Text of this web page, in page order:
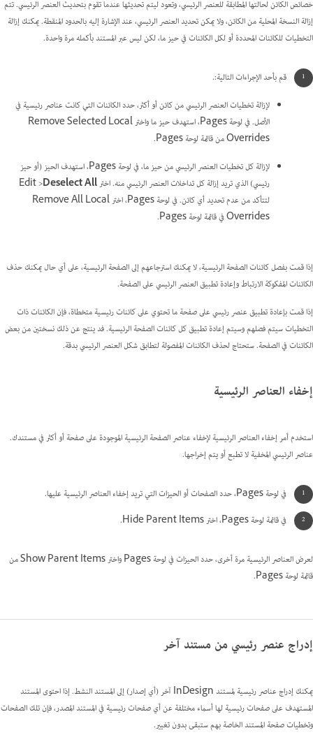
خصائص الكائن لحالتها المطابقة للعنصر الرئيسي، وتعود ليتم تحديثها عندما تقوم بتحديث العنصر الرئيسي. تتم
إزالة النسخة المحلية من الكائن، ولا يمكن تحديد العنصر الرئيسي، عند الإشارة إليه بالحدود المنقطة. يمكنك إزالة
التخطيات للكائنات المحددة أو لكل الكائنات في حيز ما، لكن ليس عبر المستند بأكمله مرة واحدة.
قم بأحد الإجراءات التالية:.
لإزالة تخطيات العنصر الرئيسي من كائن أو أكثر، حدد الكائنات التي كانت عناصر رئيسية في
الأصل. في لوحة Pages، استهدف حيز ما واختر Remove Selected Local
Overrides من قائمة لوحة Pages.
لإزالة كل تخطيات العنصر الرئيسي من حيز ما، في لوحة Pages، استهدف الحيز (أو حيز
رئيسي) الذي تريد إزالة كل تداخلات العنصر الرئيسي منه. اختر Edit >Deselect All
لتتأكد من عدم تحديد أي كائن. في لوحة Pages، اختر Remove All Local
Overrides في قائمة لوحة Pages.
إذا قمت بفصل كائنات الصفحة الرئيسية، لا يمكنك استرجاعهم إلى الصفحة الرئيسية، على أي حال يمكنك حذف
الكائنات المفكوكة الارتباط وإعادة تطبيق العنصر الرئيسي على الصفحة.
إذا قمت بإعادة تطبيق عنصر رئيسي على صفحة ما تحتوي على كائنات رئيسية متخطاة، فإن الكائنات ذات
التخطيات سيتم فصلهم وسيتم إعادة تطبيق كل كائنات الصفحة الرئيسية. فد ينتج عن ذلك نسختين من بعض
الكائنات في الصفحة. ستحتاج لحذف الكائنات المفصولة لتطابق شكل العنصر الرئيسي بدقة.
إخفاء العناصر الرئيسية
استخدم أمر إخفاء العناصر الرئيسية لإخفاء عناصر الصفحة الرئيسية الموجودة على صفحة أو أكثر في مستندك.
عناصر الرئيسي المخفية لا تطبع أو يتم إخراجها.
في لوحة Pages، حدد الصفحات أو الحيزات التي تريد إخفاء العناصر الرئيسية عليها.
في قائمة لوحة Pages، اختر Hide Parent Items.
لعرض العناصر الرئيسية مرة أخرى، حدد الحيزات في لوحة Pages واختر Show Parent Items من
قائمة لوحة Pages.
إدراج عنصر رئيسي من مستند آخر
يمكنك إدراج عناصر رئيسية لمستند InDesign آخر (أي إصدار) إلى المستند النشط. إذا احتوى المستند
المستهدف على صفحات رئيسية لها أسماء مختلفة عن أي صفحات رئيسية في المستند المصدر، فإن تلك الصفحات
وتخطيات صفحة المستند الخاصة بهم ستبقى بدون تغيير.